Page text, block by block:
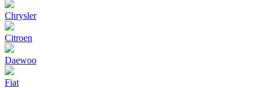
Chrysler
Citroen
Daewoo
Fiat